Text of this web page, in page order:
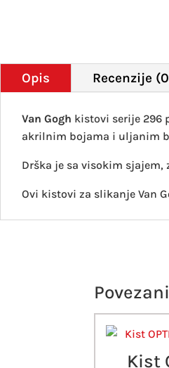
Opis Recenzije
Van Gogh kistovi serije 296
akrilnim bojama i uljanim
Drška je sa visokim
Ovi kistovi za slikanje Van
Kist